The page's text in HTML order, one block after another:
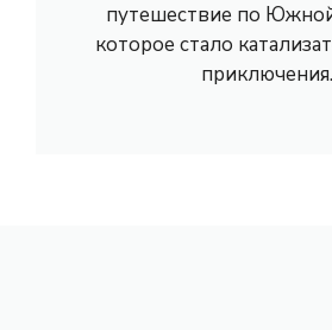
путешествие по
которое стало
приключения.